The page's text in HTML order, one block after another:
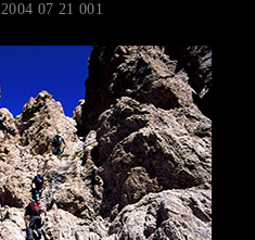
2004 07 21 001